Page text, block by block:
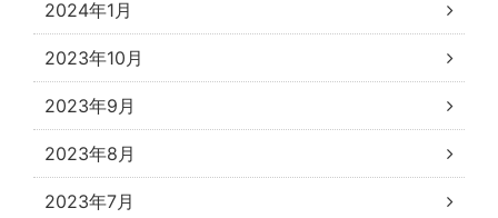
2024年1月
2023年10月
2023年9月
2023年8月
2023年7月